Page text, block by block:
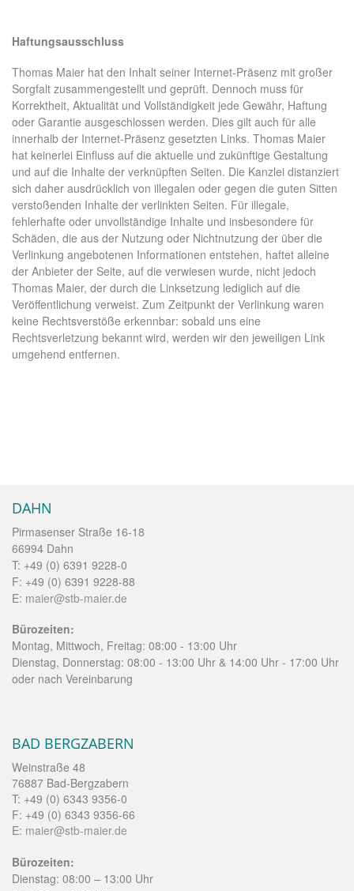
Haftungsausschluss
Thomas Maier hat den Inhalt seiner Internet-Präsenz mit großer
Sorgfalt zusammengestellt und geprüft. Dennoch muss für
Korrektheit, Aktualität und Vollständigkeit jede Gewähr, Haftung
oder Garantie ausgeschlossen werden. Dies gilt auch für alle
innerhalb der Internet-Präsenz gesetzten Links. Thomas Maier
hat keinerlei Einfluss auf die aktuelle und zukünftige Gestaltung
und auf die Inhalte der verknüpften Seiten. Die Kanzlei distanziert
sich daher ausdrücklich von illegalen oder gegen die guten Sitten
verstoßenden Inhalte der verlinkten Seiten. Für illegale,
fehlerhafte oder unvollständige Inhalte und insbesondere für
Schäden, die aus der Nutzung oder Nichtnutzung der über die
Verlinkung angebotenen Informationen entstehen, haftet alleine
der Anbieter der Seite, auf die verwiesen wurde, nicht jedoch
Thomas Maier, der durch die Linksetzung lediglich auf die
Veröffentlichung verweist. Zum Zeitpunkt der Verlinkung waren
keine Rechtsverstöße erkennbar: sobald uns eine
Rechtsverletzung bekannt wird, werden wir den jeweiligen Link
umgehend entfernen.
DAHN
Pirmasenser Straße 16-18
66994 Dahn
T: +49 (0) 6391 9228-0
F: +49 (0) 6391 9228-88
E: maier@stb-maier.de
Bürozeiten:
Montag, Mittwoch, Freitag: 08:00 - 13:00 Uhr
Dienstag, Donnerstag: 08:00 - 13:00 Uhr & 14:00 Uhr - 17:00 Uhr
oder nach Vereinbarung
BAD BERGZABERN
Weinstraße 48
76887 Bad-Bergzabern
T: +49 (0) 6343 9356-0
F: +49 (0) 6343 9356-66
E: maier@stb-maier.de
Bürozeiten:
Dienstag: 08:00 – 13:00 Uhr